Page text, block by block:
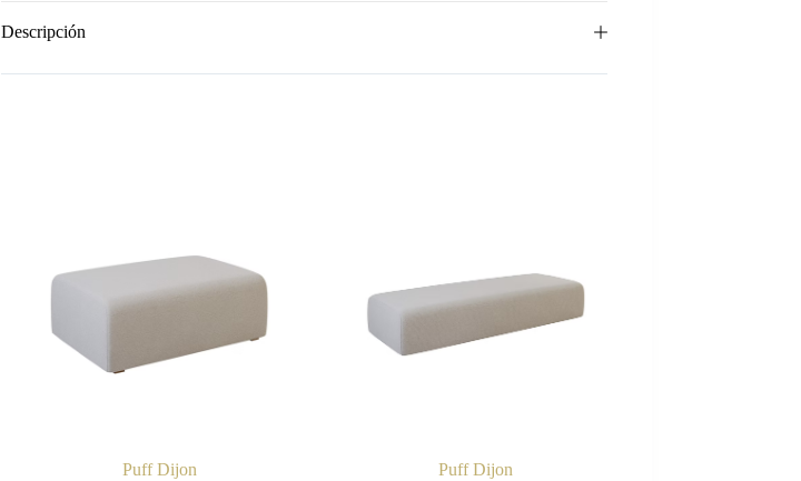
Descripción
Puff Dijon Puff Dijon